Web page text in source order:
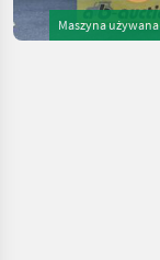
Maszyna używana